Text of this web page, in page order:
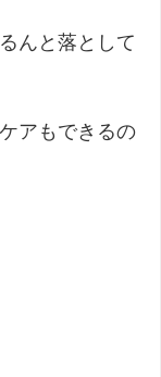
んと落として
アもできるの